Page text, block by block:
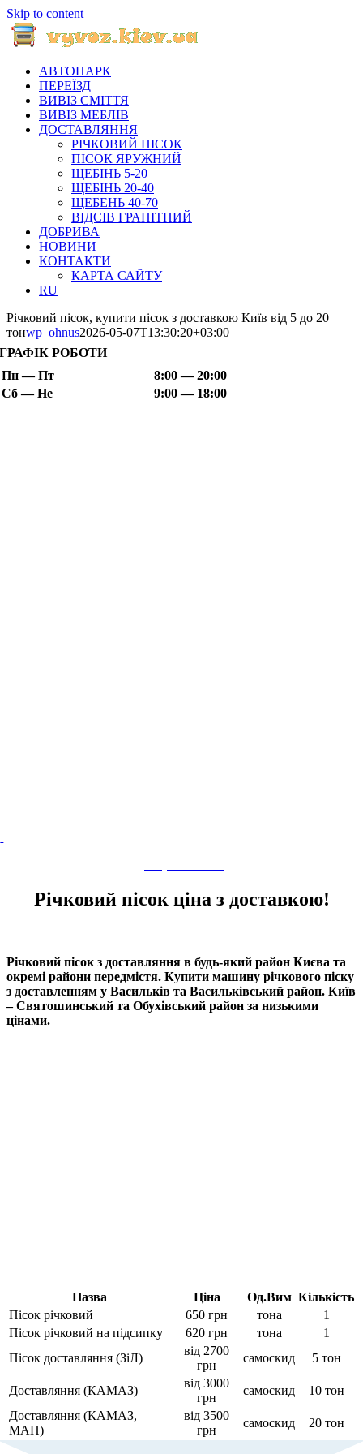
Skip to content
АВТОПАРК
ПЕРЕЇЗД
ВИВІЗ СМІТТЯ
ВИВІЗ МЕБЛІВ
ДОСТАВЛЯННЯ
РІЧКОВИЙ ПІСОК
ПІСОК ЯРУЖНИЙ
ЩЕБІНЬ 5-20
ЩЕБІНЬ 20-40
ЩЕБЕНЬ 40-70
ВІДСІВ ГРАНІТНИЙ
ДОБРИВА
НОВИНИ
КОНТАКТИ
КАРТА САЙТУ
RU
Річковий пісок, купити пісок з доставкою Київ від 5 до 20
тонwp_ohnus2026-05-07T13:30:20+03:00
ГРАФІК РОБОТИ
Пн — Пт
8:00 — 20:00
Сб — Не
9:00 — 18:00
Річковий пісок ціна з доставкою!
Річковий пісок з доставляння в будь-який район Києва та
окремі райони передмістя. Купити машину річкового піску
з доставленням у Васильків та Васильківський район. Київ
– Святошинський та Обухівський район за низькими
цінами.
Назва Ціна Од.Вим Кількість
Пісок річковий
650 грн тона
1
Пісок річковий на підсипку
620 грн тона
1
Пісок доставляння (ЗіЛ)
від 2700
грн
самоскид 5 тон
Доставляння (КАМАЗ)
від 3000
грн
самоскид
10 тон
Доставляння (КАМАЗ,
МАН)
від 3500
грн
самоскид 20 тон